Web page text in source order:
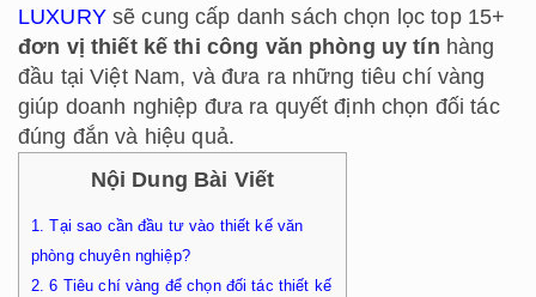
LUXURYsẽ cung cấp danh sách chọn lọc top 15+
đơn vị thiết kế thi công văn phòng uy tín hàng
đầu tại Việt Nam, và đưa ra những tiêu chí vàng
giúp doanh nghiệp đưa ra quyết định chọn đối tác
đúng đắn và hiệu quả.
Nội Dung Bài Viết
1. Tại sao cần đầu tư vào thiết kế văn
phòng chuyên nghiệp?
2. 6 Tiêu chí vàng để chọn đối tác thiết kế